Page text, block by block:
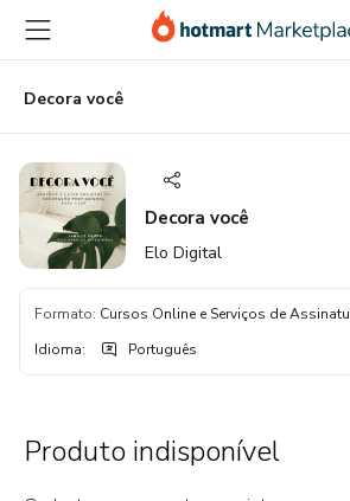
para
conteúdo
principal
para
pagamento
para
rodapé
Decora você
Decora você
Elo Digital
Formato: Cursos Online e Serviços de
Idioma: Português
Produto indisponível